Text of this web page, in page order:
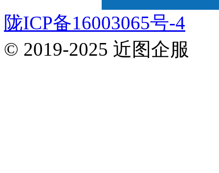
陇ICP备16003065号-4
© 2019-2025 近图企服